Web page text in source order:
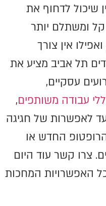
שיכול לדחוף את
ומשתלם יותר
אין צורך
תל אביב מציע את
עסקיים,
עבודה משותפים,
לאפשרות של חגיגה
החדש או
צרו קשר עוד היום
האפשרויות המחכות